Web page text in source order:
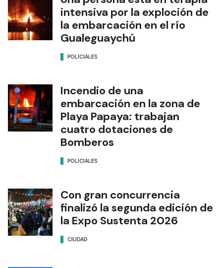
intensiva por la exploción de
la embarcación en el río
Gualeguaychú
POLICIALES
Incendio de una
embarcación en la zona de
Playa Papaya: trabajan
cuatro dotaciones de
Bomberos
POLICIALES
Con gran concurrencia
finalizó la segunda edición de
la Expo Sustenta 2026
CIUDAD